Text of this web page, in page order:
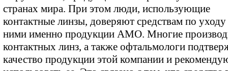
странах мира. При этом люди, использующие
контактные линзы, доверяют средствам по уходу
ними именно продукции АМО. Многие
контактных линз, а также офтальмологи
качество продукции этой компании и